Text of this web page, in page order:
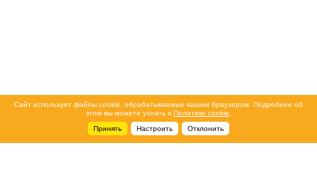
Сайт использует файлы cookie, обрабатываемые вашим браузером. Подробнее об
этом вы можете узнать в Политике cookie
Принять
Настроить Отклонить